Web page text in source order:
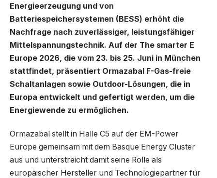
Energieerzeugung und von
Batteriespeichersystemen (BESS) erhöht die
Nachfrage nach zuverlässiger, leistungsfähiger
Mittelspannungstechnik. Auf der The smarter E
Europe 2026, die vom 23. bis 25. Juni in München
stattfindet, präsentiert Ormazabal F-Gas-freie
Schaltanlagen sowie Outdoor-Lösungen, die in
Europa entwickelt und gefertigt werden, um die
Energiewende zu ermöglichen.
Ormazabal stellt in Halle C5 auf der EM-Power
Europe gemeinsam mit dem Basque Energy Cluster
aus und unterstreicht damit seine Rolle als
europäischer Hersteller und Technologiepartner für